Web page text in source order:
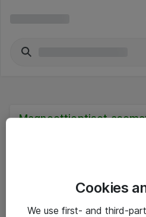
Magneettioptiset
Hinnat eivät sisällä
Cookies
We use first- and third-